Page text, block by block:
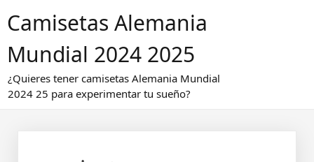
alCamisetas Alemania
Mundial 2024 2025
¿Quieres tener camisetas Alemania Mundial
2024 25 para experimentar tu sueño?